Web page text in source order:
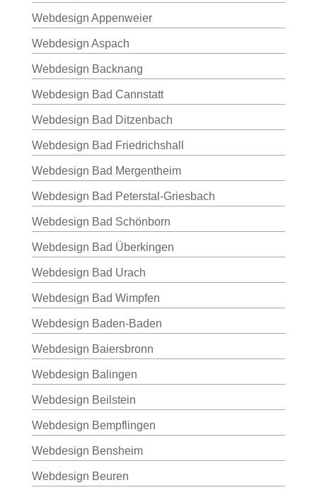
Webdesign Appenweier
Webdesign Aspach
Webdesign Backnang
Webdesign Bad Cannstatt
Webdesign Bad Ditzenbach
Webdesign Bad Friedrichshall
Webdesign Bad Mergentheim
Webdesign Bad Peterstal-Griesbach
Webdesign Bad Schönborn
Webdesign Bad Überkingen
Webdesign Bad Urach
Webdesign Bad Wimpfen
Webdesign Baden-Baden
Webdesign Baiersbronn
Webdesign Balingen
Webdesign Beilstein
Webdesign Bempflingen
Webdesign Bensheim
Webdesign Beuren